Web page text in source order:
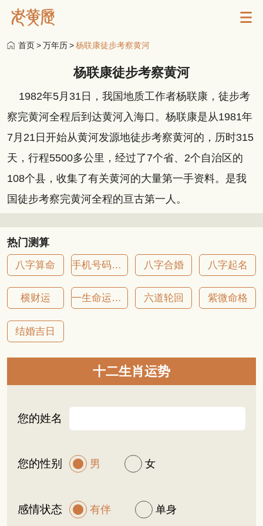
首页>万年历>杨联康徒步考察黄河
杨联康徒步考察黄河
1982年5月31日，我国地质工作者杨联康，徒步考
察完黄河全程后到达黄河入海口。杨联康是从1981年
7月21日开始从黄河发源地徒步考察黄河的，历时315
天，行程5500多公里，经过了7个省、2个自治区的
108个县，收集了有关黄河的大量第一手资料。是我
国徒步考察完黄河全程的亘古第一人。
热门测算
八字算命 手机号码吉凶 八字合婚 八字起名
横财运 一生命运详批 六道轮回 紫微命格
结婚吉日
十二生肖运势
您的姓名
您的性别 男 女
感情状态 有伴 单身